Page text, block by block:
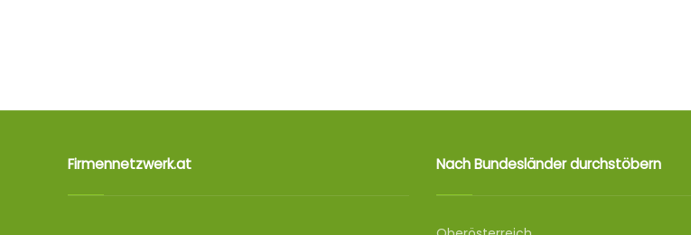
Firmennetzwerk.at Nach Bundesländer durchstöbern